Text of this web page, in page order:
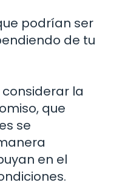
podrían ser
de tu
la
que
se
en el